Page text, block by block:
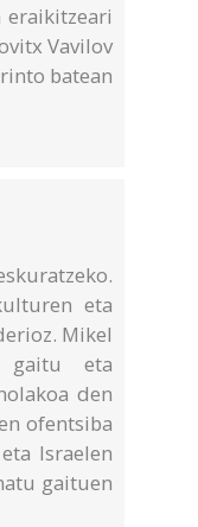
eraikitzeari
Vavilov
batean
eta
Mikel
gaitu eta
den
ofentsiba
Israelen
gaituen